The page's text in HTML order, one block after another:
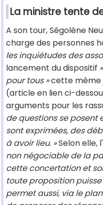
La ministre tente
A son tour, Ségolène
charge des personnes
les inquiétudes des
lancement du dispositif
pour tous »cette même
(article en lien ci-
arguments pour les
de questions se posent
sont exprimées, des
à avoir lieu. »Selon elle,
non négociable de la
cette concertation et
toute proposition puisse
permet aussi, via le